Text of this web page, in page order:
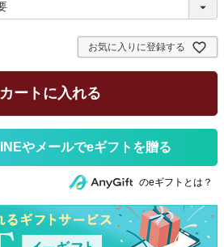
お気に入りに登録する
カートに入れる
のeギフトとは？